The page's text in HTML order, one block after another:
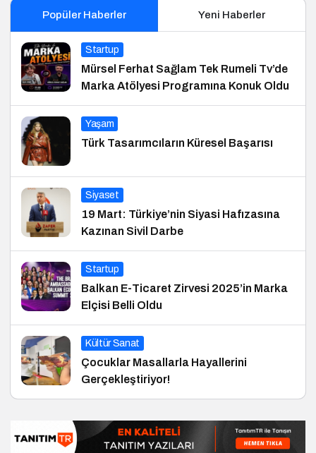
Popüler Haberler Yeni Haberler
Startup
Mürsel Ferhat Sağlam Tek Rumeli Tv’de
Marka Atölyesi Programına Konuk Oldu
Yaşam
Türk Tasarımcıların Küresel Başarısı
Siyaset
19 Mart: Türkiye’nin Siyasi Hafızasına
Kazınan Sivil Darbe
Startup
Balkan E-Ticaret Zirvesi 2025’in Marka
Elçisi Belli Oldu
Kültür Sanat
Çocuklar Masallarla Hayallerini
Gerçekleştiriyor!